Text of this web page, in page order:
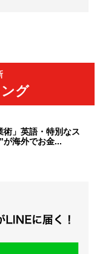
グ
術」英語・特別なス
が海外でお金...